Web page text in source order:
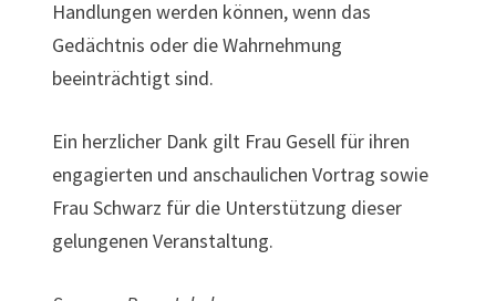
Handlungen werden können, wenn das
Gedächtnis oder die Wahrnehmung
beeinträchtigt sind.
Ein herzlicher Dank gilt Frau Gesell für ihren
engagierten und anschaulichen Vortrag sowie
Frau Schwarz für die Unterstützung dieser
gelungenen Veranstaltung.